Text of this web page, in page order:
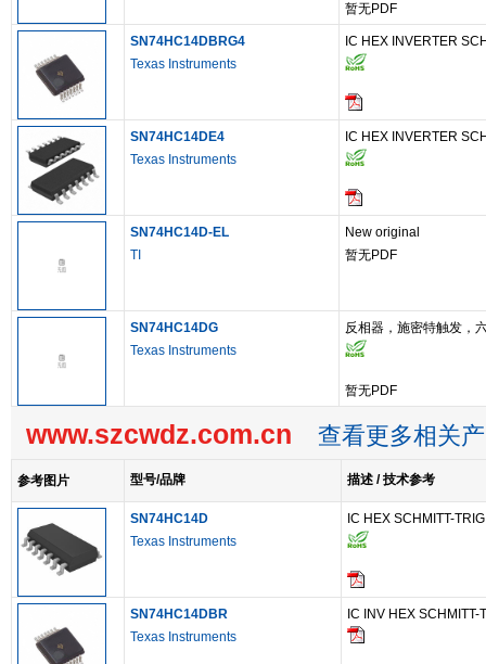
暂无PDF
SN74HC14DBRG4
Texas Instruments
IC HEX INVERTER
SN74HC14DE4
Texas Instruments
IC HEX INVERTER
SN74HC14D-EL
TI
New original
暂无PDF
SN74HC14DG
Texas Instruments
反相器，施密特触发，
暂无PDF
www.szcwdz.com.cn 查看更多相关
参考图片 型号/品牌 描述 / 技术参考
SN74HC14D
Texas Instruments
IC HEX SCHMITT-
SN74HC14DBR
Texas Instruments
IC INV HEX SCHMITT-